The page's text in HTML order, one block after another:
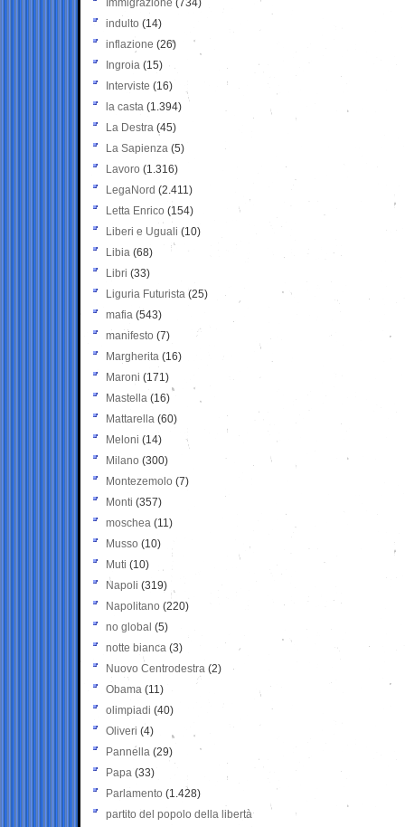
Immigrazione (734)
indulto (14)
inflazione (26)
Ingroia (15)
Interviste (16)
la casta (1.394)
La Destra (45)
La Sapienza (5)
Lavoro (1.316)
LegaNord (2.411)
Letta Enrico (154)
Liberi e Uguali (10)
Libia (68)
Libri (33)
Liguria Futurista (25)
mafia (543)
manifesto (7)
Margherita (16)
Maroni (171)
Mastella (16)
Mattarella (60)
Meloni (14)
Milano (300)
Montezemolo (7)
Monti (357)
moschea (11)
Musso (10)
Muti (10)
Napoli (319)
Napolitano (220)
no global (5)
notte bianca (3)
Nuovo Centrodestra (2)
Obama (11)
olimpiadi (40)
Oliveri (4)
Pannella (29)
Papa (33)
Parlamento (1.428)
partito del popolo della libertà